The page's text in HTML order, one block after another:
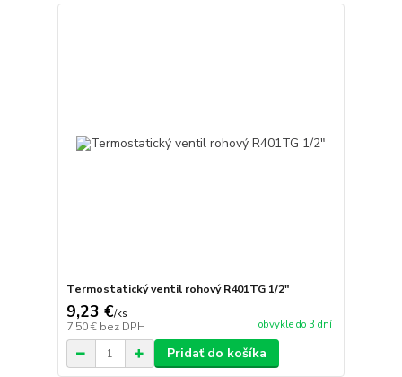
Termostatický ventil rohový R401TG 1/2"
9,23 €/ks
7,50 € bez DPH obvykle do 3 dní
Pridať do košíka